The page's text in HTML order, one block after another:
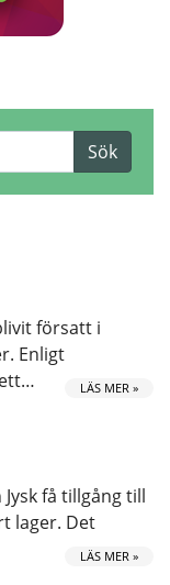
försatt i
Enligt
LÄS MER »
få tillgång till
lager. Det
LÄS MER »